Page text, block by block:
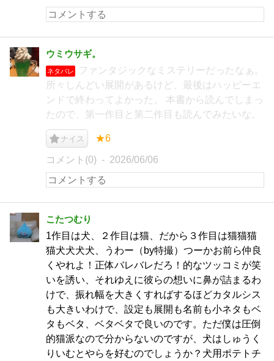
ウミウサギ。
ネタバレ
ファンタジックなミステリーだったなぁ。
所々しんどい展開があるけど、最後はハッピーエ
ンドで終わってよかった。 本書から読んでしまっ
たので、第一作目と第二作目も読んでみたいな。
ナイス ★6
コメント(0) 2026/06/06
こたつむり
1作目は犬、２作目は猫、だから３作目は猫猫猫
猫犬犬犬犬、うわー（by特撮）つーかお前ら仲良
くやれよ！正体バレバレだろ！的なツッコミが笑
いを誘い、それゆえに彼らの想いに鼻が詰まるわ
けで、振れ幅を大きくすればするほどカタルシス
も大きいわけで、設定も展開も名前も小ネタもベ
タもベタ、ベタベタで良いのです。ただ僕は圧倒
的猫派なので分からないのですが、犬はしゅうく
りいむとやらを好むのでしょうか？犬用ポテトチ